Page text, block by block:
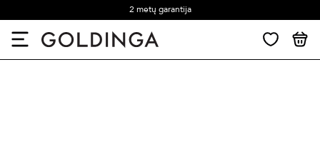
2 metų garantija